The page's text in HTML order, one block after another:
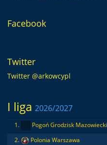
Facebook
Twitter
Twitter @arkowcypl
I liga 2026/2027
1. Pogoń Grodzisk Mazowiecki
2.
Polonia Warszawa